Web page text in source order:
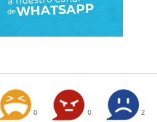
0 0 2